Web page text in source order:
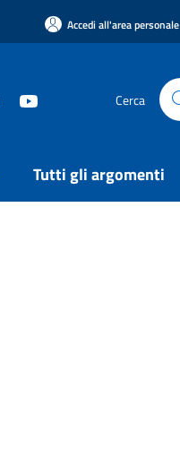
Accedi all'area personale
Cerca
Tutti gli argomenti